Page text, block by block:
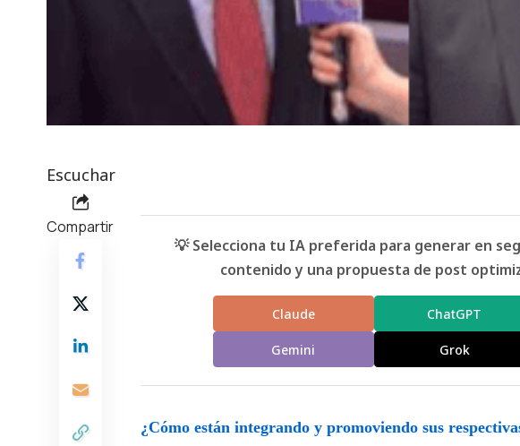
Escuchar
Compartir
💡 Selecciona tu IA preferida para generar en
contenido y una propuesta de post
Claude ChatGPT
Gemini Grok
¿Cómo están integrando y promoviendo sus